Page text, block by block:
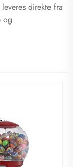
direkte fra
og